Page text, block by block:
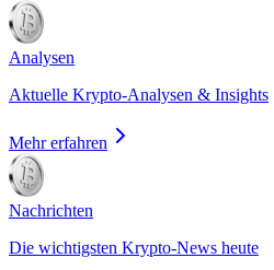
Analysen
Aktuelle Krypto-Analysen & Insights
Mehr erfahren
Nachrichten
Die wichtigsten Krypto-News heute